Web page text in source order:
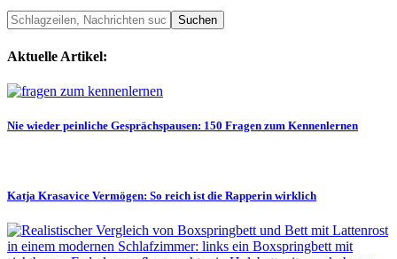
Aktuelle Artikel:
Nie wieder peinliche Gesprächspausen: 150 Fragen zum Kennenlernen
Katja Krasavice Vermögen: So reich ist die Rapperin wirklich